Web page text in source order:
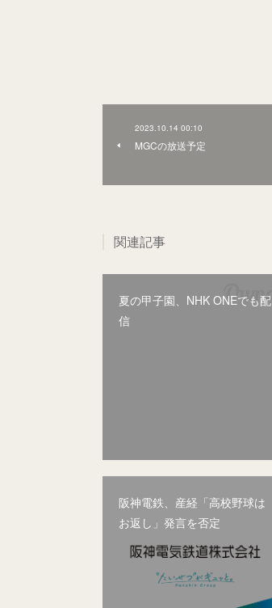
2023.10.14 00:10
MGCの放送予定
関連記事
夏の甲子園、NHK ONEでも配
信
阪神電鉄、産経「高校野球は
お返し」発言を否定